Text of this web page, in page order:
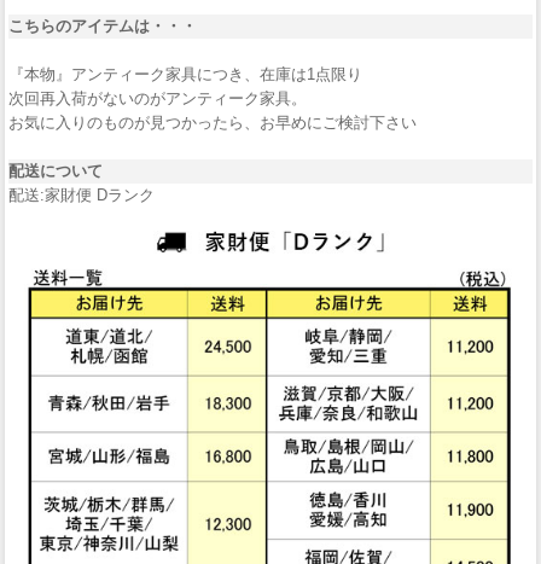
こちらのアイテムは・・・
『本物』アンティーク家具につき、在庫は1点限り
次回再入荷がないのがアンティーク家具。
お気に入りのものが見つかったら、お早めにご検討下さい
配送について
配送:家財便 Dランク